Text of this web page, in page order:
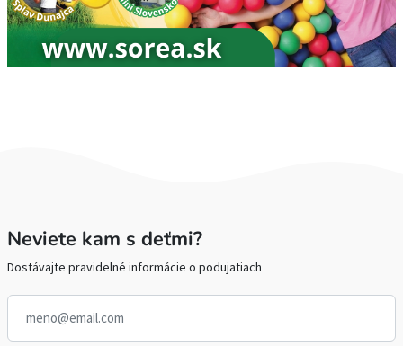
Neviete kam s deťmi?
Dostávajte pravidelné informácie o podujatiach